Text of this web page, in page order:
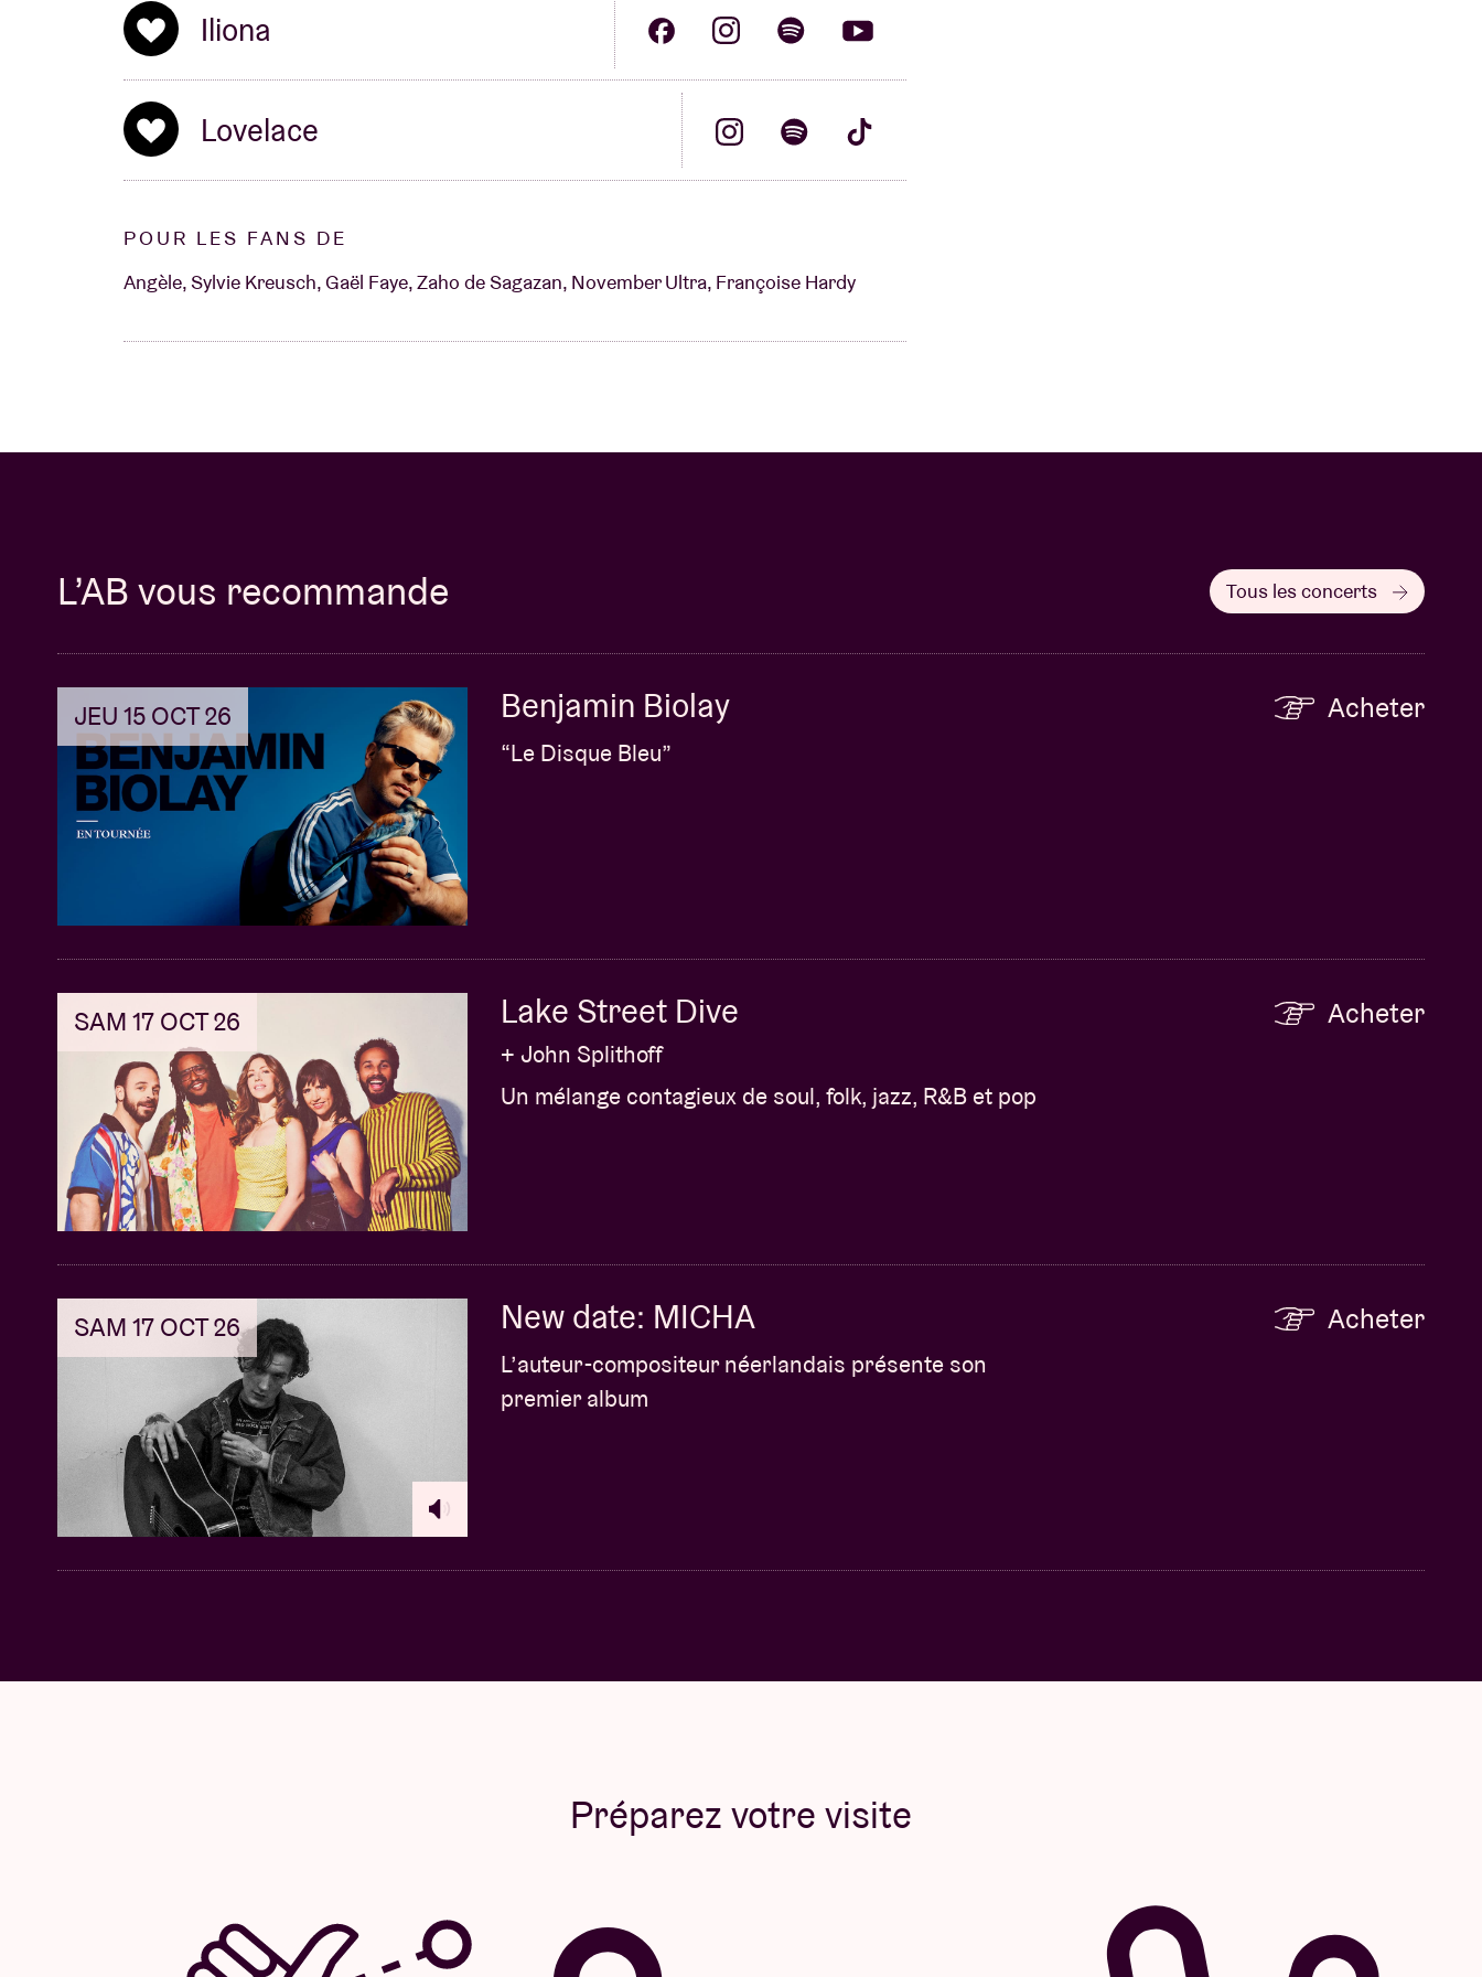
Iliona
Lovelace
POUR LES FANS DE
Angèle, Sylvie Kreusch, Gaël Faye, Zaho de Sagazan, November Ultra, Françoise Hardy
L’AB vous recommande Tous les concerts
JEU 15 OCT 26 Benjamin Biolay
“Le Disque Bleu”
Acheter
SAM 17 OCT 26 Lake Street Dive
+ John Splithoff
Un mélange contagieux de soul, folk, jazz, R&B et pop
Acheter
SAM 17 OCT 26 New date: MICHA
L’auteur-compositeur néerlandais présente son
premier album
Acheter
Préparez votre visite